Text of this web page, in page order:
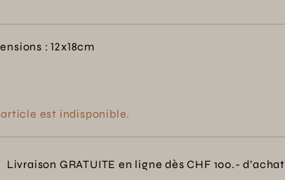
: 12x18cm
est indisponible.
Livraison GRATUITE en ligne dès CHF 100.- d’achat